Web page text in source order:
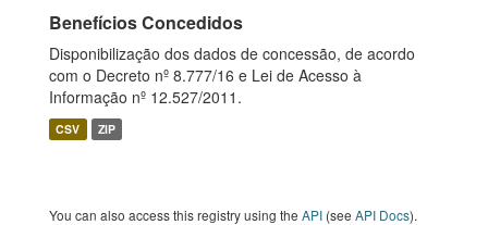
Benefícios Concedidos
Disponibilização dos dados de concessão, de acordo
com o Decreto nº 8.777/16 e Lei de Acesso à
Informação nº 12.527/2011.
CSV ZIP
You can also access this registry using the API (see API Docs).